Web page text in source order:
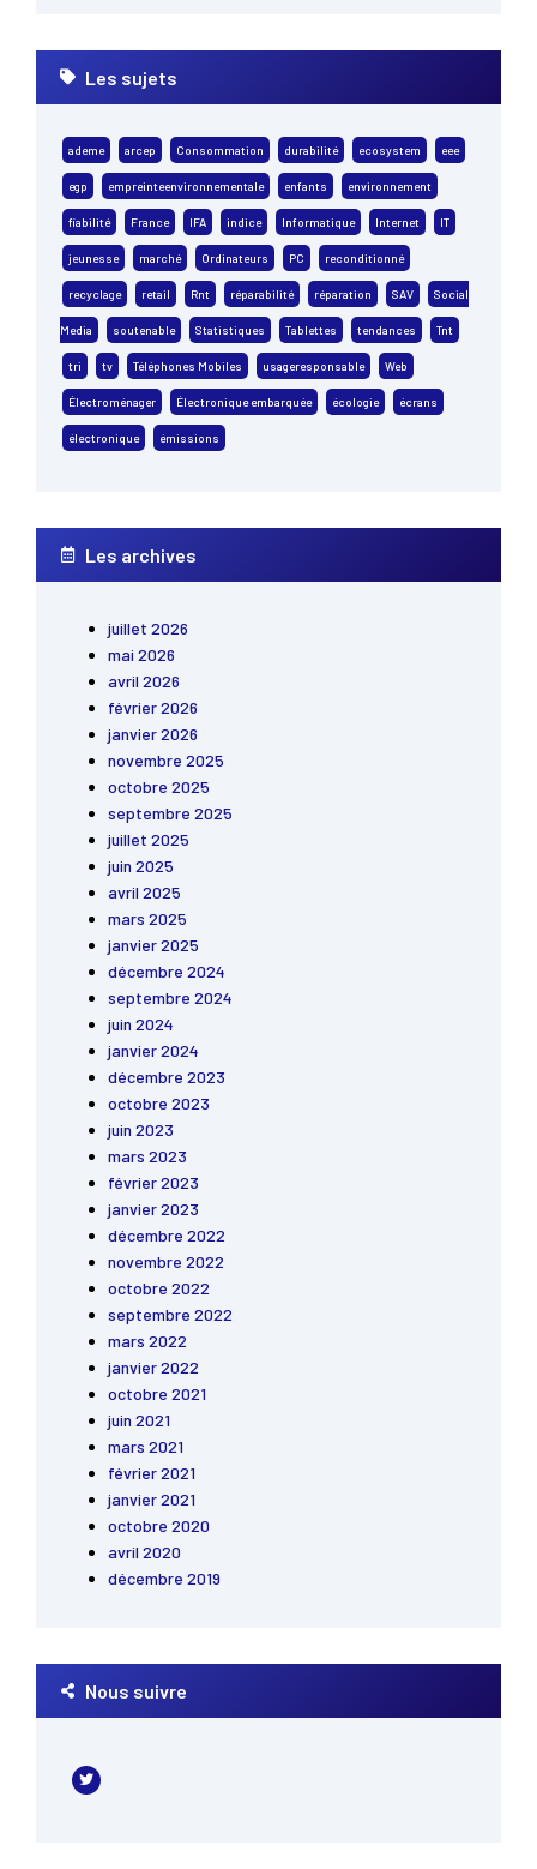
Les sujets
ademe arcep Consommation durabilité ecosystem eee
egp empreinteenvironnementale enfants environnement
fiabilité France IFA indice Informatique Internet IT
jeunesse marché Ordinateurs PC reconditionné
recyclage retail Rnt réparabilité réparation SAV Social
Media soutenable Statistiques Tablettes tendances Tnt
tri tv Téléphones Mobiles usageresponsable Web
Électroménager Électronique embarquée écologie écrans
électronique émissions
Les archives
juillet 2026
mai 2026
avril 2026
février 2026
janvier 2026
novembre 2025
octobre 2025
septembre 2025
juillet 2025
juin 2025
avril 2025
mars 2025
janvier 2025
décembre 2024
septembre 2024
juin 2024
janvier 2024
décembre 2023
octobre 2023
juin 2023
mars 2023
février 2023
janvier 2023
décembre 2022
novembre 2022
octobre 2022
septembre 2022
mars 2022
janvier 2022
octobre 2021
juin 2021
mars 2021
février 2021
janvier 2021
octobre 2020
avril 2020
décembre 2019
Nous suivre